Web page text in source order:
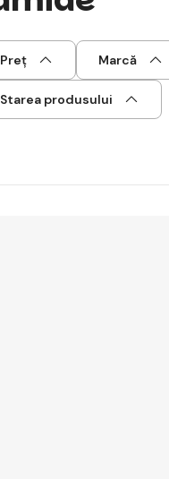
Preț Marcă
Starea produsului